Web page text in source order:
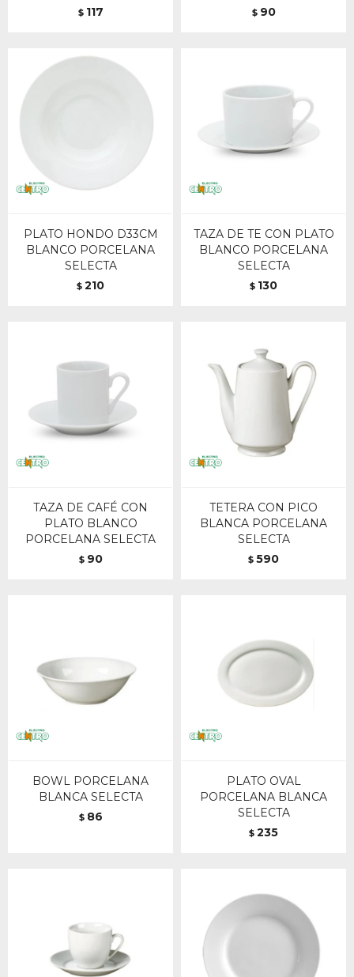
$ 117 $ 90
PLATO HONDO D33CM
BLANCO PORCELANA
SELECTA
$ 210
TAZA DE TE CON PLATO
BLANCO PORCELANA
SELECTA
$ 130
TAZA DE CAFÉ CON
PLATO BLANCO
PORCELANA SELECTA
$ 90
TETERA CON PICO
BLANCA PORCELANA
SELECTA
$ 590
BOWL PORCELANA
BLANCA SELECTA
$ 86
PLATO OVAL
PORCELANA BLANCA
SELECTA
$ 235